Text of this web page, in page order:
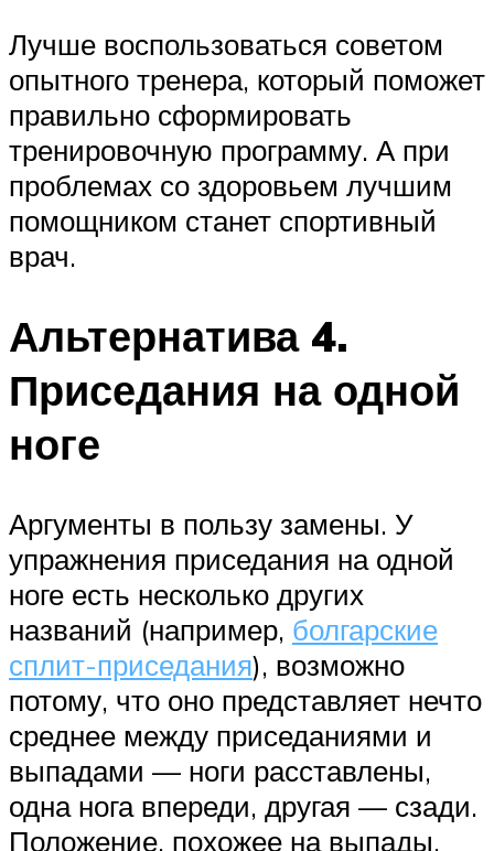
Лучше воспользоваться советом
опытного тренера, который поможет
правильно сформировать
тренировочную программу. А при
проблемах со здоровьем лучшим
помощником станет спортивный
врач.
Альтернатива 4.
Приседания на одной
ноге
Аргументы в пользу замены. У
упражнения приседания на одной
ноге есть несколько других
названий (например, болгарские
сплит-приседания), возможно
потому, что оно представляет нечто
среднее между приседаниями и
выпадами — ноги расставлены,
одна нога впереди, другая — сзади.
Положение, похожее на выпады,